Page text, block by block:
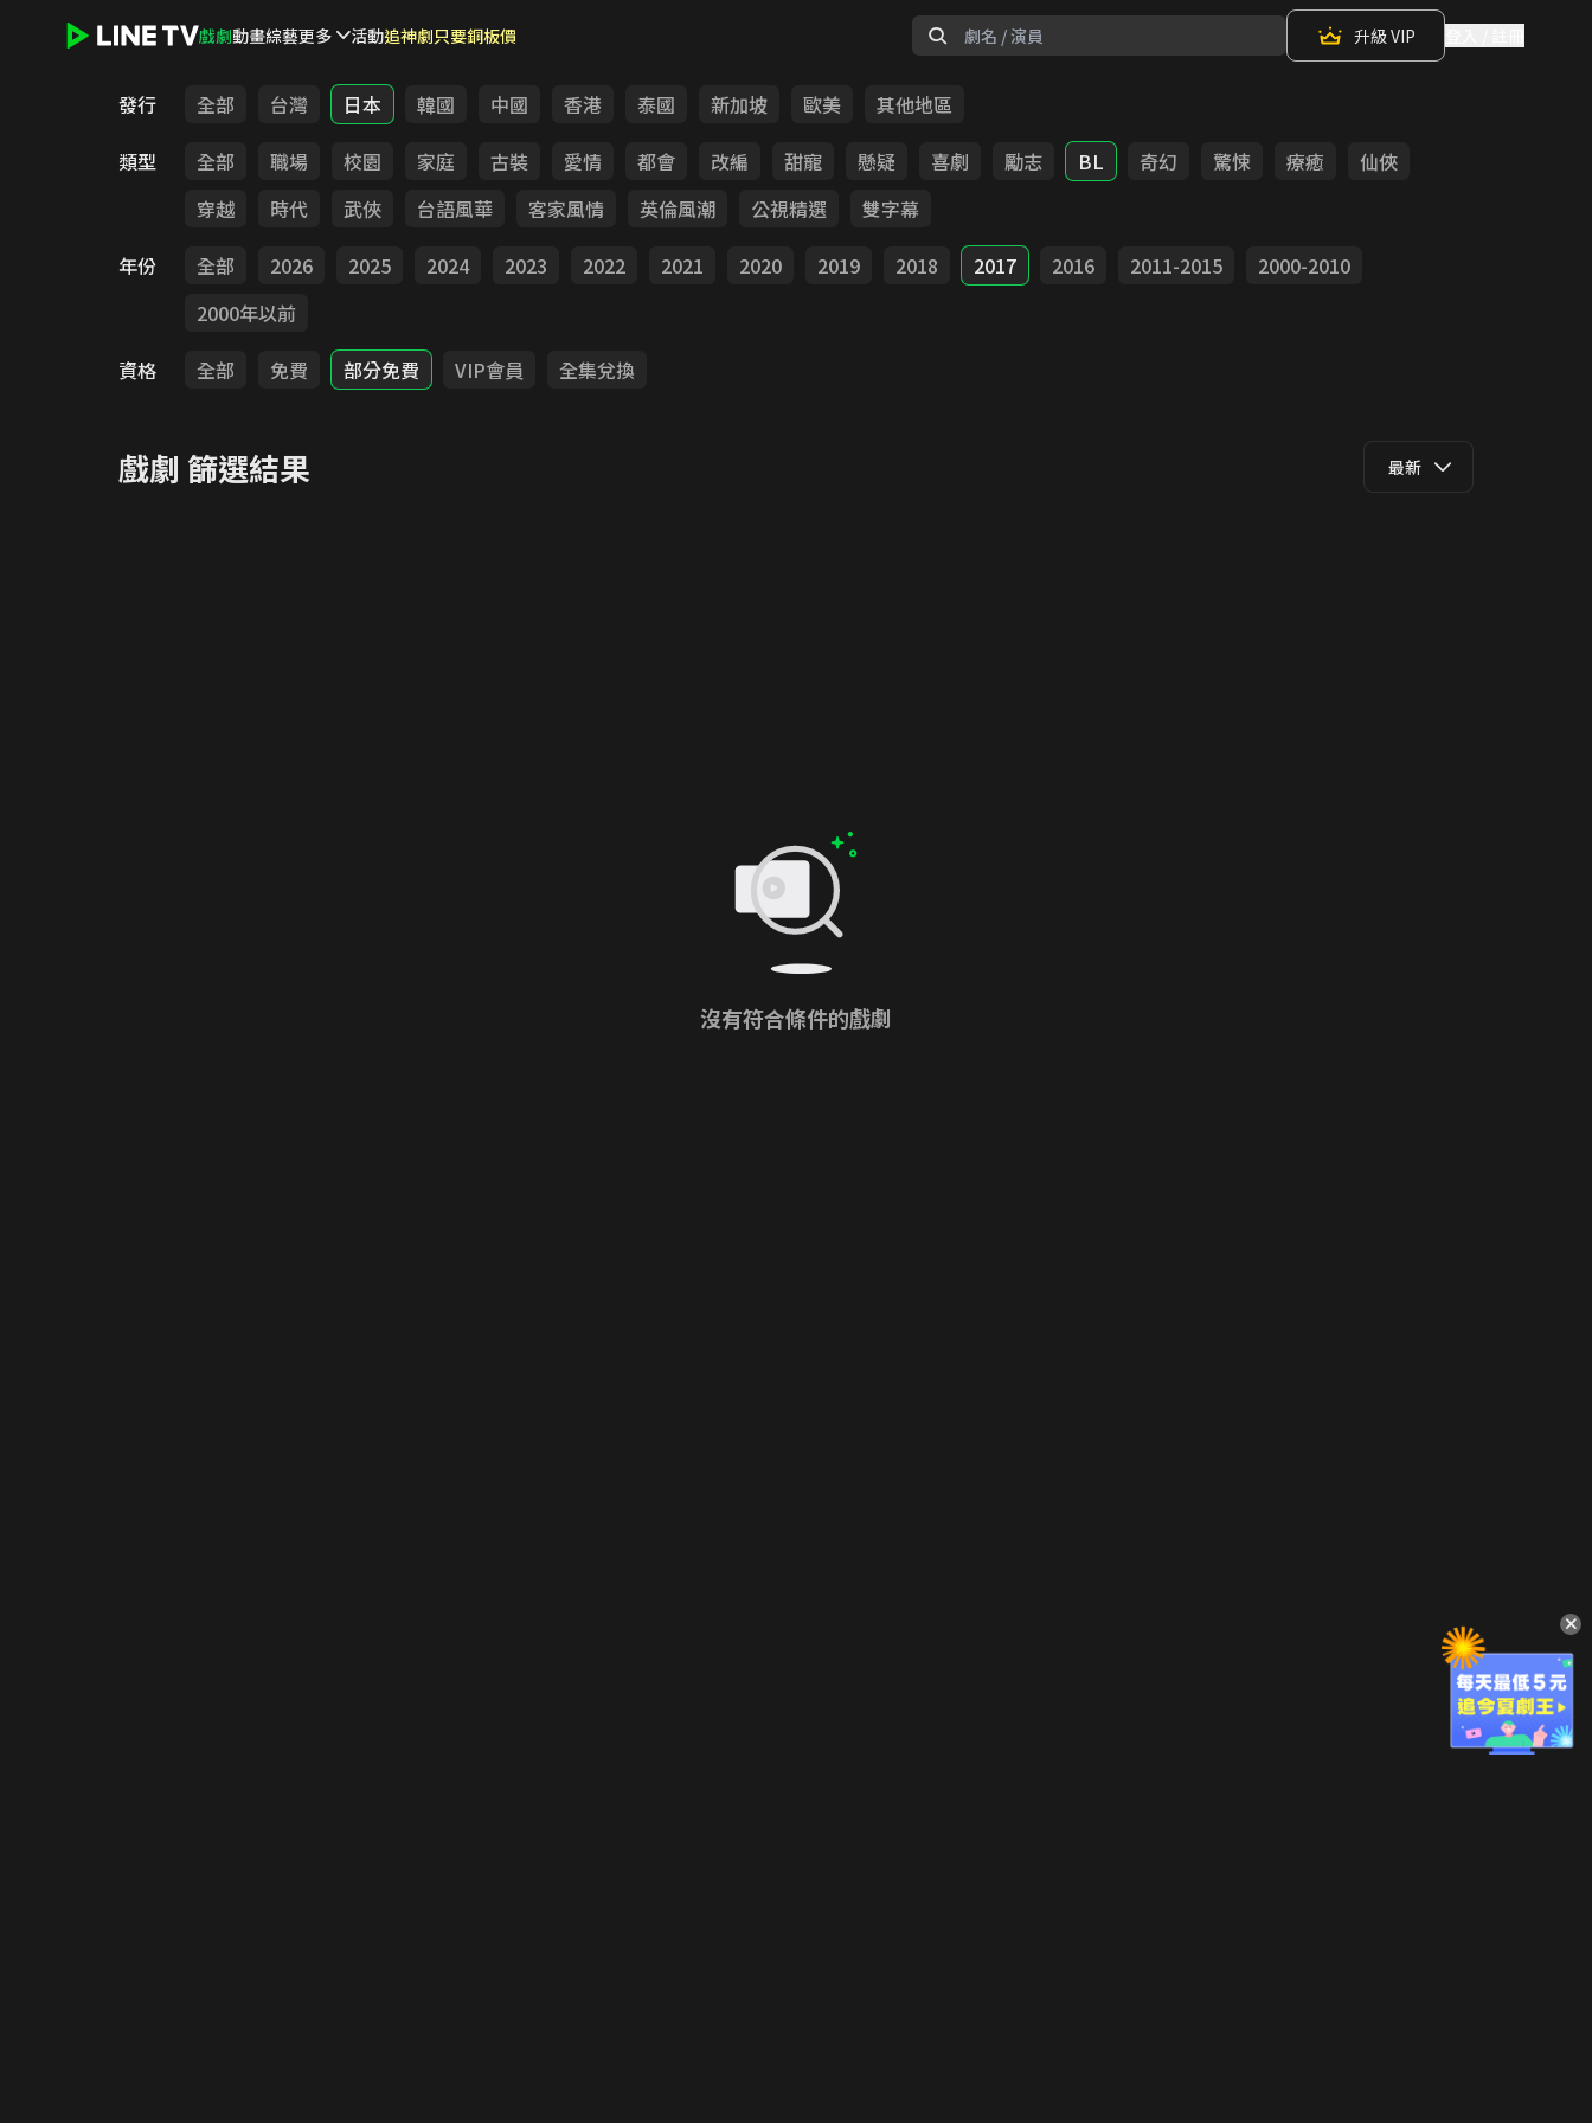
戲劇動畫綜藝更多 活動追神劇只要銅板價 升級 VIP
發行 全部 台灣 日本 韓國 中國 香港 泰國 新加坡 歐美
其他地區
類型
全部 職場 校園 家庭 古裝 愛情 都會 改編 甜寵 懸疑 喜劇 勵志 BL 奇幻 驚悚 療癒
仙俠
穿越
時代 武俠 台語風華 客家風情 英倫風潮 公視精選
雙字幕
年份
全部 2026 2025 2024 2023 2022 2021 2020 2019 2018 2017 2016 2011-2015
2000-2010
2000年以前
資格
全部 免費 部分免費 VIP會員 全集兌換
戲劇 篩選結果 最新
沒有符合條件的戲劇